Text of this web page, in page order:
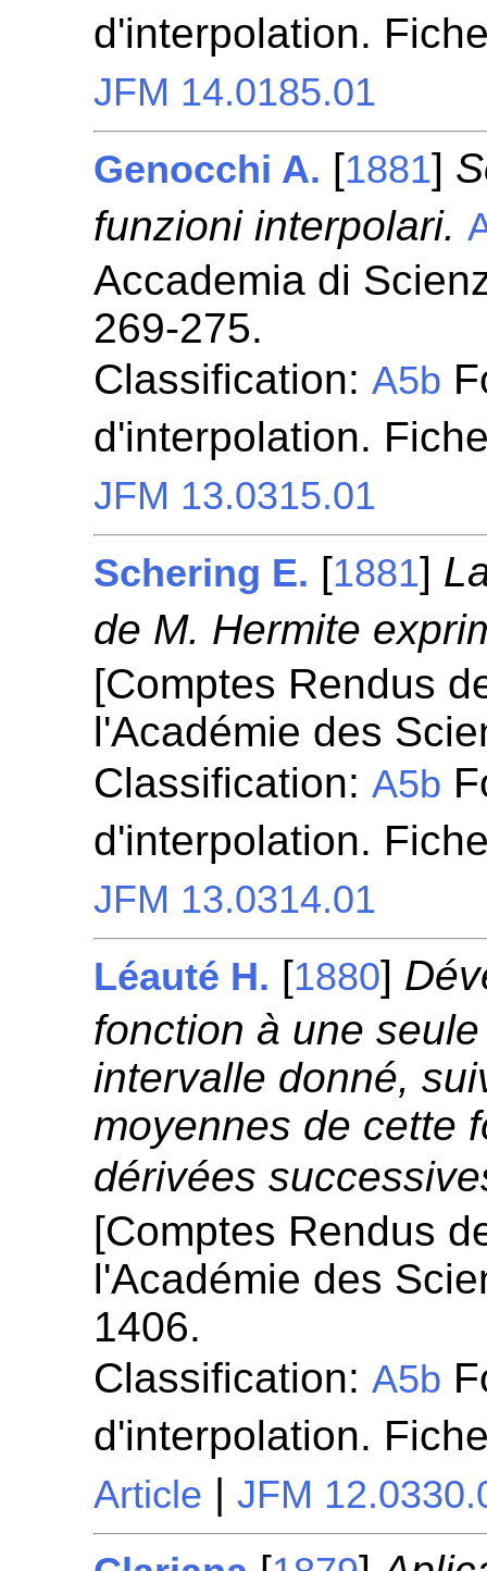
d'interpolation.
JFM 14.0185.01
Genocchi A. [1881]
funzioni interpolari.
Accademia di
269-275.
Classification:A5b
d'interpolation.
JFM 13.0315.01
Schering E. [1881]
de M. Hermite
[Comptes Rendus
l'Académie des
Classification:A5b
d'interpolation.
JFM 13.0314.01
Léauté H. [1880]
fonction à une
intervalle donné,
moyennes de cette
dérivées
[Comptes Rendus
l'Académie des
1406.
Classification:A5b
d'interpolation.
Article |JFM